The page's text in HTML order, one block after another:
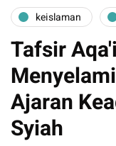
keislaman
Tafsir
Ajaran
Syiah